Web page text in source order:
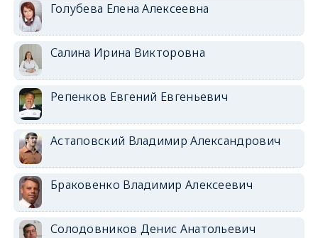
Голубева Елена Алексеевна
Салина Ирина Викторовна
Репенков Евгений Евгеньевич
Астаповский Владимир Александрович
Браковенко Владимир Алексеевич
Солодовников Денис Анатольевич